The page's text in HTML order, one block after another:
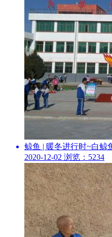
鲸鱼 | 暖冬进行时~白鲸
2020-12-02 浏览：5234